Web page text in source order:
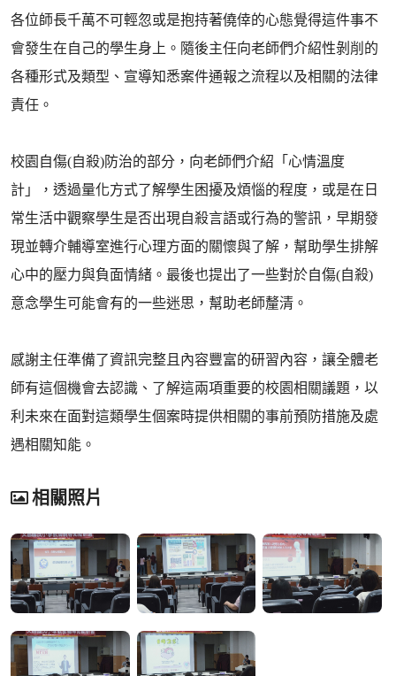
各位師長千萬不可輕忽或是抱持著僥倖的心態覺得這件事不
會發生在自己的學生身上。隨後主任向老師們介紹性剝削的
各種形式及類型、宣導知悉案件通報之流程以及相關的法律
責任。
校園自傷(自殺)防治的部分，向老師們介紹「心情溫度
計」，透過量化方式了解學生困擾及煩惱的程度，或是在日
常生活中觀察學生是否出現自殺言語或行為的警訊，早期發
現並轉介輔導室進行心理方面的關懷與了解，幫助學生排解
心中的壓力與負面情緒。最後也提出了一些對於自傷(自殺)
意念學生可能會有的一些迷思，幫助老師釐清。
感謝主任準備了資訊完整且內容豐富的研習內容，讓全體老
師有這個機會去認識、了解這兩項重要的校園相關議題，以
利未來在面對這類學生個案時提供相關的事前預防措施及處
遇相關知能。
相關照片